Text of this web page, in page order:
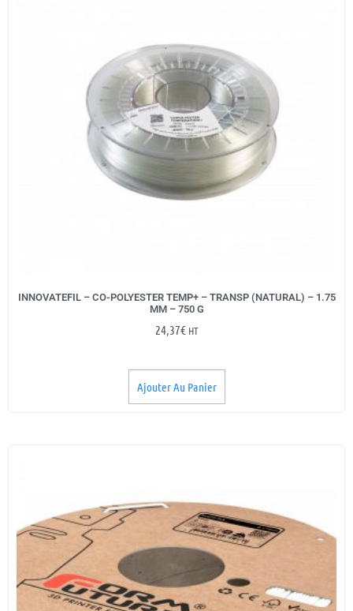
INNOVATEFIL – CO-POLYESTER TEMP+ – TRANSP (NATURAL) – 1.75
MM – 750 G
24,37€ HT
Ajouter Au Panier